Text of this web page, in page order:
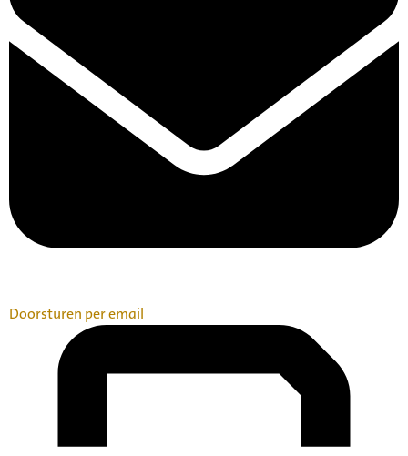
Doorsturen per email